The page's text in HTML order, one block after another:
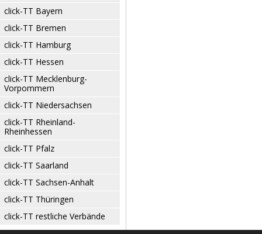
click-TT Bayern
click-TT Bremen
click-TT Hamburg
click-TT Hessen
click-TT Mecklenburg-
Vorpommern
click-TT Niedersachsen
click-TT Rheinland-
Rheinhessen
click-TT Pfalz
click-TT Saarland
click-TT Sachsen-Anhalt
click-TT Thüringen
click-TT restliche Verbände